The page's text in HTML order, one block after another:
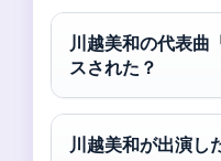
川越美和の代表曲
スされた？
川越美和が出演し